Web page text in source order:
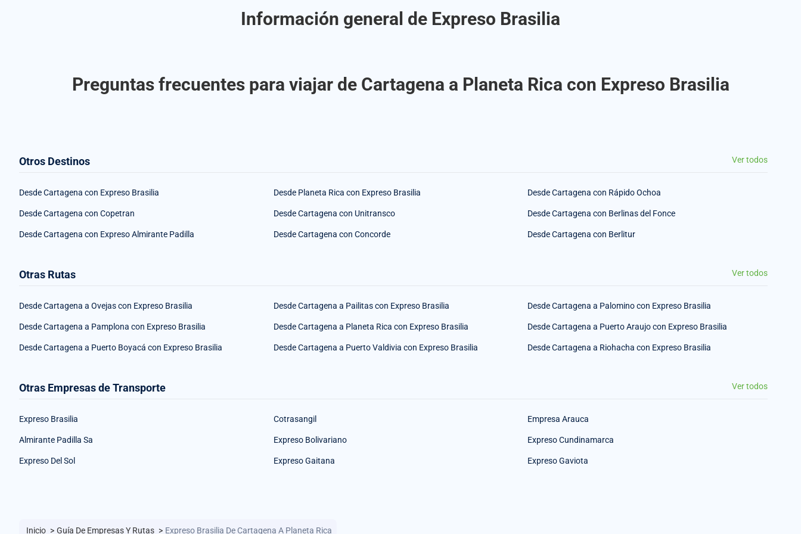
Información general de Expreso Brasilia
Preguntas frecuentes para viajar de Cartagena a Planeta Rica con Expreso Brasilia
Otros Destinos Ver todos
Desde Cartagena con Expreso Brasilia Desde Planeta Rica con Expreso Brasilia Desde Cartagena con Rápido Ochoa
Desde Cartagena con Copetran Desde Cartagena con Unitransco Desde Cartagena con Berlinas del Fonce
Desde Cartagena con Expreso Almirante Padilla Desde Cartagena con Concorde Desde Cartagena con Berlitur
Otras Rutas Ver todos
Desde Cartagena a Ovejas con Expreso Brasilia Desde Cartagena a Pailitas con Expreso Brasilia Desde Cartagena a Palomino con Expreso Brasilia
Desde Cartagena a Pamplona con Expreso Brasilia Desde Cartagena a Planeta Rica con Expreso Brasilia Desde Cartagena a Puerto Araujo con Expreso Brasilia
Desde Cartagena a Puerto Boyacá con Expreso Brasilia Desde Cartagena a Puerto Valdivia con Expreso Brasilia Desde Cartagena a Riohacha con Expreso Brasilia
Otras Empresas de Transporte Ver todos
Expreso Brasilia Cotrasangil Empresa Arauca
Almirante Padilla Sa Expreso Bolivariano Expreso Cundinamarca
Expreso Del Sol Expreso Gaitana Expreso Gaviota
Inicio > Guía De Empresas Y Rutas > Expreso Brasilia De Cartagena A Planeta Rica